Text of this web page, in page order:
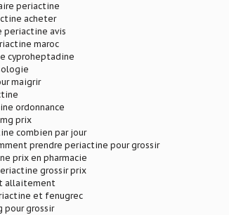
periactine
acheter
periactine avis
maroc
cyproheptadine
maigrir
ordonnance
prix
combien par jour
prendre periactine pour grossir
prix en pharmacie
grossir prix
allaitement
et fenugrec
pour grossir